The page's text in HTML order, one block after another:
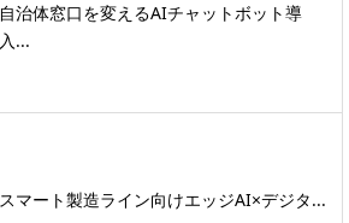
自治体窓口を変えるAIチャットボット導
入...
スマート製造ライン向けエッジAI×デジタ...